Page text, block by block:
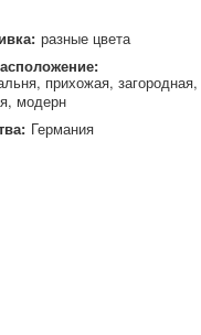
разные цвета
прихожая загородная
модерн
Германия